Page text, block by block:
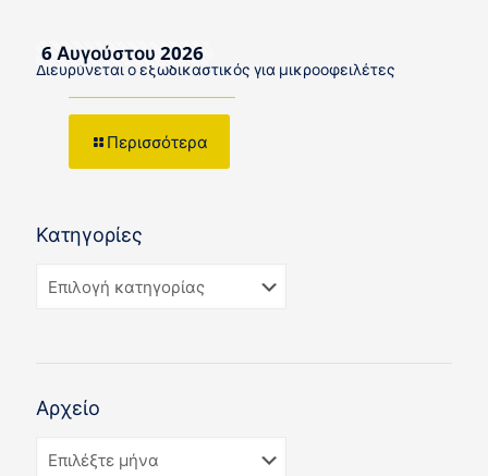
6 Αυγούστου 2026
Διευρύνεται ο εξωδικαστικός για μικροοφειλέτες
Περισσότερα
Κατηγορίες
Αρχείο